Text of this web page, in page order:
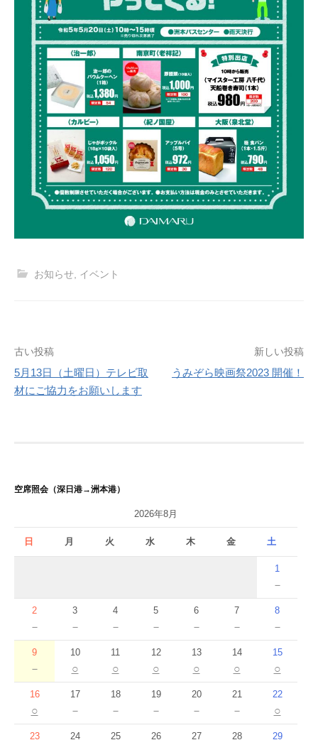
お知らせ イベント
投
稿
ー
ョ
ン
古い投稿
5月13日（土曜日）テレビ取
材にご協力をお願いします
新しい投稿
うみぞら映画祭2023 開催！
空席照会（深日港→洲本港）
2026年8月
日 月 火 水 木 金 土
1
－
2
－
3
－
4
－
5
－
6
－
7
－
8
－
9
－
10
○
11
○
12
○
13
○
14
○
15
○
16
○
17
－
18
－
19
－
20
－
21
－
22
○
23 24 25 26 27 28 29